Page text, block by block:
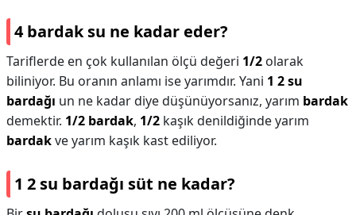
4 bardak su ne kadar eder?
Tariflerde en çok kullanılan ölçü değeri 1/2 olarak
biliniyor. Bu oranın anlamı ise yarımdır. Yani 1 2 su
bardağı un ne kadar diye düşünüyorsanız, yarım bardak
demektir. 1/2 bardak, 1/2 kaşık denildiğinde yarım
bardakve yarım kaşık kast ediliyor.
1 2 su bardağı süt ne kadar?